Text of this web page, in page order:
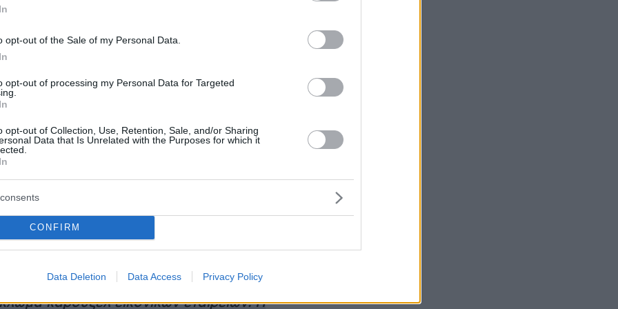
opt-out of the Sale of my Personal Data.
opt-out of processing my Personal Data for Targeted
opt-out of Collection, Use, Retention, Sale, and/or Sharing
Data that Is Unrelated with the Purposes for which it
CONFIRM
Data Deletion Data Access Privacy Policy
if You Get Lost» το 2021.
Del Rey και τη Doja Cat, ενώ διοργανώνει
του μουσικό φεστιβάλ το «Camp Flog Gnaw»
από το 2012.
για τη Μις Τουρκία μετά τη στέψη της -
καρουζέλ εικονικών εταιρειών: Η